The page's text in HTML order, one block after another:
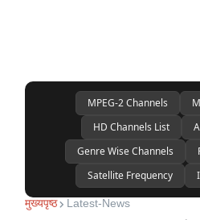
MPEG-2 Channels
HD Channels List
Genre Wise Channels
Satellite Frequency
मुख्यपृष्ठ Latest-News